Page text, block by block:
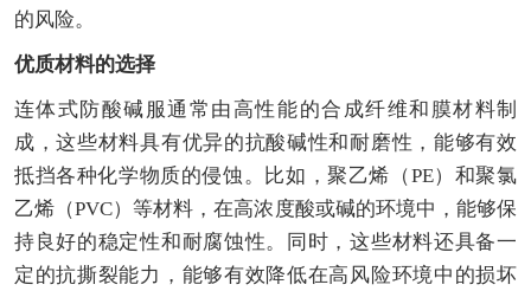
的风险。
优质材料的选择
连体式防酸碱服通常由高性能的合成纤维和膜材料制
成，这些材料具有优异的抗酸碱性和耐磨性，能够有效
抵挡各种化学物质的侵蚀。比如，聚乙烯（PE）和聚氯
乙烯（PVC）等材料，在高浓度酸或碱的环境中，能够保
持良好的稳定性和耐腐蚀性。同时，这些材料还具备一
定的抗撕裂能力，能够有效降低在高风险环境中的损坏